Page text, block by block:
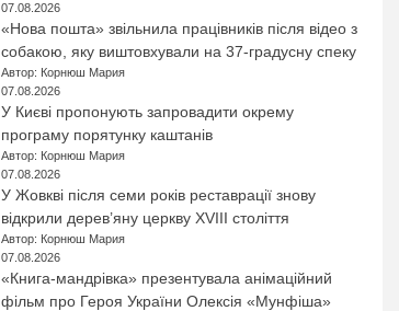
07.08.2026
«Нова пошта» звільнила працівників після відео з
собакою, яку виштовхували на 37-градусну спеку
Автор: Корнюш Мария
07.08.2026
У Києві пропонують запровадити окрему
програму порятунку каштанів
Автор: Корнюш Мария
07.08.2026
У Жовкві після семи років реставрації знову
відкрили дерев’яну церкву XVIII століття
Автор: Корнюш Мария
07.08.2026
«Книга-мандрівка» презентувала анімаційний
фільм про Героя України Олексія «Мунфіша»